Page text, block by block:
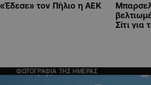
«Έδεσε» τον Πήλιο η ΑΕΚ
Σίτι για
ΦΩΤΟΓΡΑΦΙΑ ΤΗΣ ΗΜΕΡΑΣ